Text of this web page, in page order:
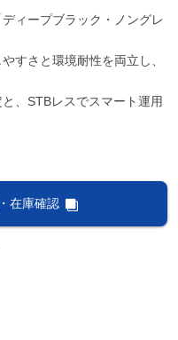
ィープブラック・ノングレ
すさと環境耐性を両立し、
、STBレスでスマート運用
在庫確認